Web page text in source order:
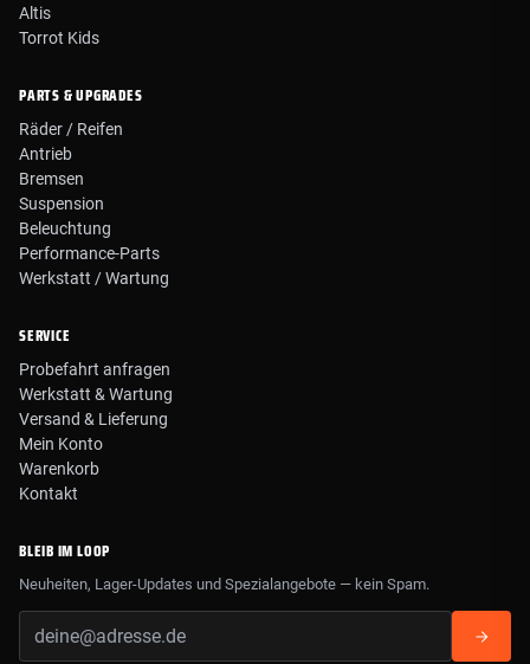
Altis
Torrot Kids
PARTS & UPGRADES
Räder / Reifen
Antrieb
Bremsen
Suspension
Beleuchtung
Performance-Parts
Werkstatt / Wartung
SERVICE
Probefahrt anfragen
Werkstatt & Wartung
Versand & Lieferung
Mein Konto
Warenkorb
Kontakt
BLEIB IM LOOP
Neuheiten, Lager-Updates und Spezialangebote — kein Spam.